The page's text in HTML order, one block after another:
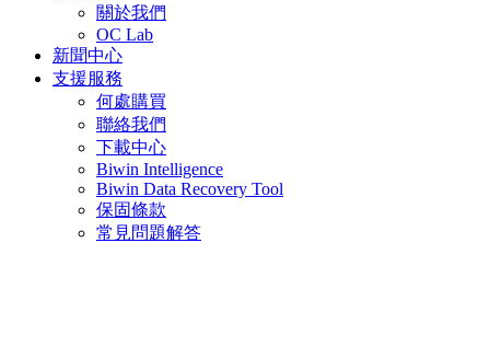
關於我們
OC Lab
新聞中心
支援服務
何處購買
聯絡我們
下載中心
Biwin Intelligence
Biwin Data Recovery Tool
保固條款
常見問題解答